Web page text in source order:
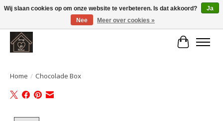
Large selection of products and fast shipping!
Home / Chocolade Box
Wij slaan cookies op om onze website te verbeteren. Is dat akkoord?
Ja
Nee
Meer over cookies »